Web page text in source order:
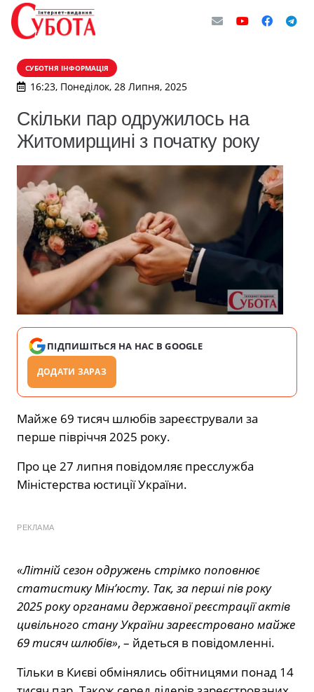
СУБОТНЯ ІНФОРМАЦІЯ
16:23, Понеділок, 28 Липня, 2025
Скільки пар одружилось на
Житомирщині з початку року
ПІДПИШІТЬСЯ НА НАС В GOOGLE
ДОДАТИ ЗАРАЗ
Майже 69 тисяч шлюбів зареєстрували за
перше півріччя 2025 року.
Про це 27 липня повідомляє пресслужба
Міністерства юстиції України.
РЕКЛАМА
«Літній сезон одружень стрімко поповнює
статистику Мін’юсту. Так, за перші пів року
2025 року органами державної реєстрації актів
цивільного стану України зареєстровано майже
69 тисяч шлюбів», – йдеться в повідомленні.
Тільки в Києві обмінялись обітницями понад 14